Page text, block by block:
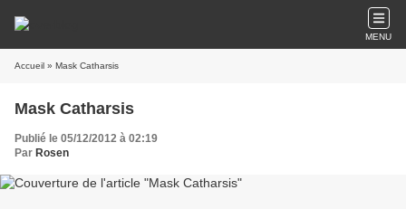
MENU
Accueil » Mask Catharsis
Mask Catharsis
Publié le 05/12/2012 à 02:19
Par Rosen